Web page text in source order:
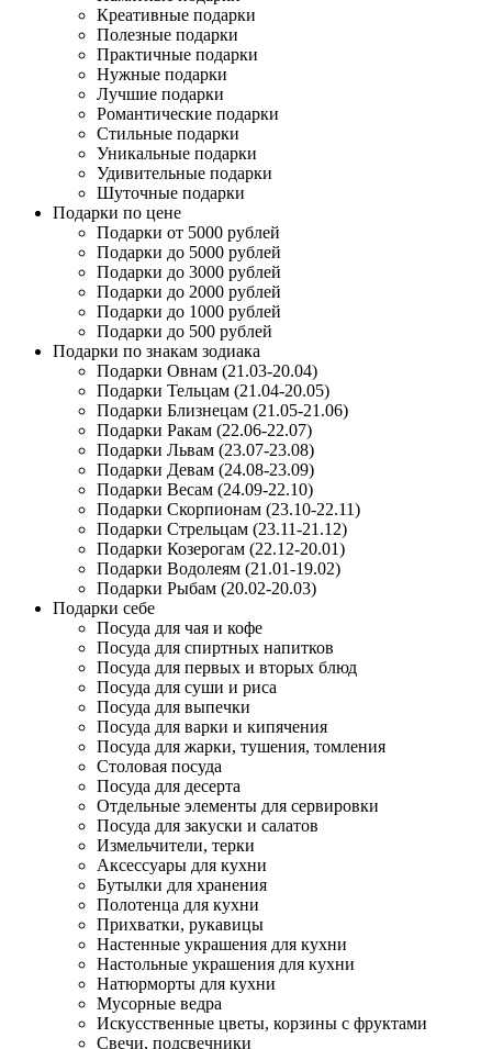
Креативные подарки
Полезные подарки
Практичные подарки
Нужные подарки
Лучшие подарки
Романтические подарки
Стильные подарки
Уникальные подарки
Удивительные подарки
Шуточные подарки
Подарки по цене
Подарки от 5000 рублей
Подарки до 5000 рублей
Подарки до 3000 рублей
Подарки до 2000 рублей
Подарки до 1000 рублей
Подарки до 500 рублей
Подарки по знакам зодиака
Подарки Овнам (21.03-20.04)
Подарки Тельцам (21.04-20.05)
Подарки Близнецам (21.05-21.06)
Подарки Ракам (22.06-22.07)
Подарки Львам (23.07-23.08)
Подарки Девам (24.08-23.09)
Подарки Весам (24.09-22.10)
Подарки Скорпионам (23.10-22.11)
Подарки Стрельцам (23.11-21.12)
Подарки Козерогам (22.12-20.01)
Подарки Водолеям (21.01-19.02)
Подарки Рыбам (20.02-20.03)
Подарки себе
Посуда для чая и кофе
Посуда для спиртных напитков
Посуда для первых и вторых блюд
Посуда для суши и риса
Посуда для выпечки
Посуда для варки и кипячения
Посуда для жарки, тушения, томления
Столовая посуда
Посуда для десерта
Отдельные элементы для сервировки
Посуда для закуски и салатов
Измельчители, терки
Аксессуары для кухни
Бутылки для хранения
Полотенца для кухни
Прихватки, рукавицы
Настенные украшения для кухни
Настольные украшения для кухни
Натюрморты для кухни
Мусорные ведра
Искусственные цветы, корзины с фруктами
Свечи, подсвечники